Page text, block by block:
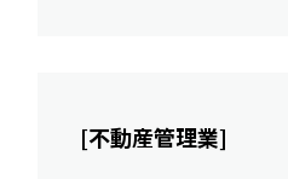
[不動産管理業]